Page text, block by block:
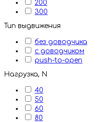
200
300
Тип выдвижения
без доводчика
с доводчиком
push-to-open
Нагрузка, N
40
50
60
80